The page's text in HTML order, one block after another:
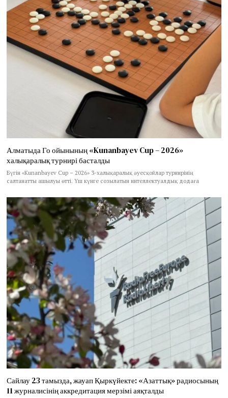
Алматыда Го ойынының «Kunanbayev Cup – 2026»
халықаралық турнирі басталды
Бүгін «Kunanbayev Cup – 2026» 3-халықаралық әуесқойлар турнирінің
салтанатты ашылуы өтті. Үш күнге созылатын интеллектуалдық додаға
Сайлау 23 тамызда, жауап Қыркүйекте: «Азаттық» радиосының
11 журналисінің аккредитация мерзімі аяқталды